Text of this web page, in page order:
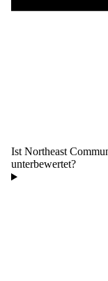
Ist Northeast
unterbewertet?